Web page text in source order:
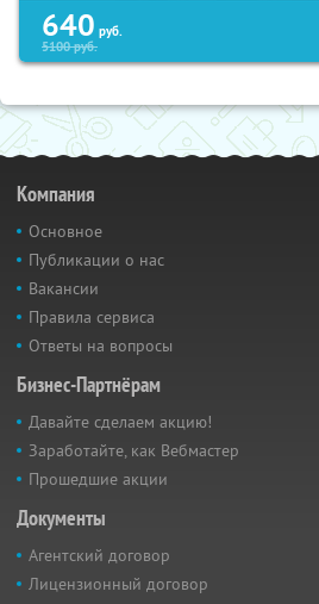
640 руб.
5100руб.
Компания
Основное
Публикации о нас
Вакансии
Правила сервиса
Ответы на вопросы
Бизнес-Партнёрам
Давайте сделаем акцию!
Заработайте, как Вебмастер
Прошедшие акции
Документы
Агентский договор
Лицензионный договор